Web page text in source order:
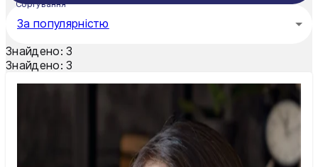
Тернопіль
Ужгород
Умань
Сортування
За популярністю
Знайдено: 3
Знайдено: 3